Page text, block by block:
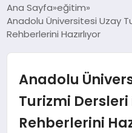
TEKNOLOJI
SAĞLIK
Ana Sayfa eğitim
Anadolu Üniversitesi Uzay
Rehberlerini Hazırlıyor
Anadolu
Turizmi
Rehberlerini